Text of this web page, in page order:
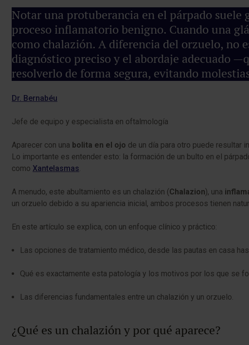
Notar una protuberancia en el párpado suele
proceso inflamatorio benigno. Cuando una
como chalazión. A diferencia del orzuelo, no
diagnóstico preciso y el abordaje adecuado
resolverlo de forma segura, evitando
Dr. Bernabéu
Jefe de equipo y especialista en oftalmología
Aparecer con una bolita en el ojo de un día para otro puede resultar
Lo importante es entender esto: la formación de un bulto en el
como Xantelasmas.
A menudo, este abultamiento es un chalazión (Chalazion), una
un orzuelo debido a su apariencia inicial, ambos procesos tienen
En este artículo se explica, con un enfoque clínico y práctico:
Las opciones de tratamiento médico, desde las pautas en casa
Qué es exactamente esta patología y los motivos por los que se
Las diferencias fundamentales entre un chalazión y un orzuelo.
¿Qué es un chalazión y por qué aparece?